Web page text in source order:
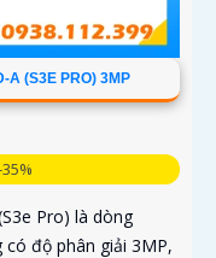
A (S3E PRO) 3MP
Pro) là dòng
độ phân giải 3MP,